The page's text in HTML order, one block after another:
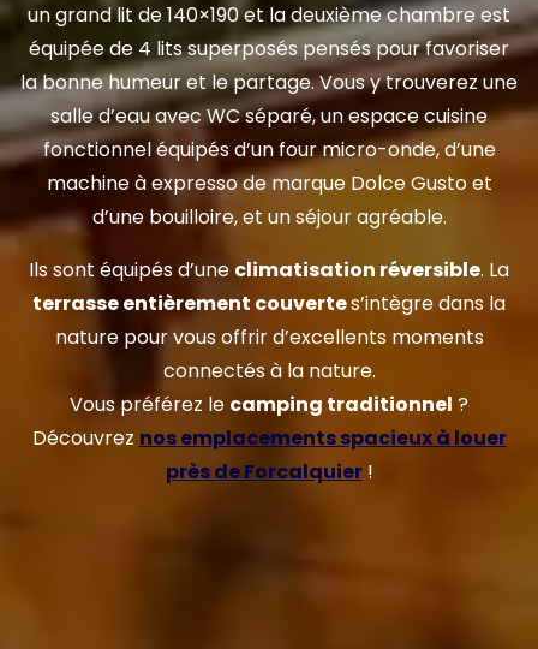
un grand lit de 140×190 et la deuxième chambre est
équipée de 4 lits superposés pensés pour favoriser
la bonne humeur et le partage. Vous y trouverez une
salle d’eau avec WC séparé, un espace cuisine
fonctionnel équipés d’un four micro-onde, d’une
machine à expresso de marque Dolce Gusto et
d’une bouilloire, et un séjour agréable.
Ils sont équipés d’une climatisation réversible. La
terrasse entièrement couvertes’intègre dans la
nature pour vous offrir d’excellents moments
connectés à la nature.
Vous préférez le camping traditionnel ?
Découvrez nos emplacements spacieux à louer
près de Forcalquier!